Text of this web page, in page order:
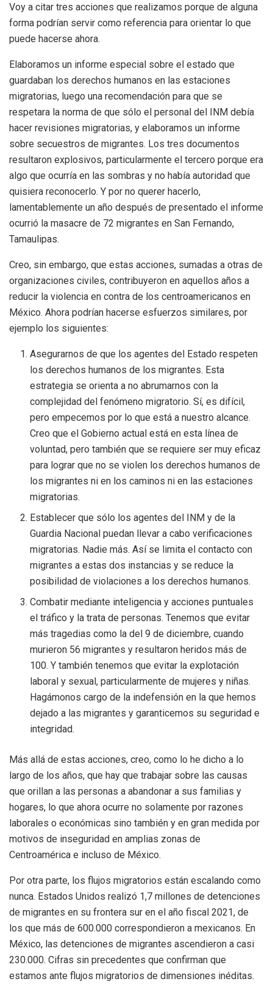
Voy a citar tres acciones que realizamos porque de alguna
forma podrían servir como referencia para orientar lo que
puede hacerse ahora.
Elaboramos un informe especial sobre el estado que
guardaban los derechos humanos en las estaciones
migratorias, luego una recomendación para que se
respetara la norma de que sólo el personal del INM debía
hacer revisiones migratorias, y elaboramos un informe
sobre secuestros de migrantes. Los tres documentos
resultaron explosivos, particularmente el tercero porque era
algo que ocurría en las sombras y no había autoridad que
quisiera reconocerlo. Y por no querer hacerlo,
lamentablemente un año después de presentado el informe
ocurrió la masacre de 72 migrantes en San Fernando,
Tamaulipas.
Creo, sin embargo, que estas acciones, sumadas a otras de
organizaciones civiles, contribuyeron en aquellos años a
reducir la violencia en contra de los centroamericanos en
México. Ahora podrían hacerse esfuerzos similares, por
ejemplo los siguientes:
Asegurarnos de que los agentes del Estado respeten
los derechos humanos de los migrantes. Esta
estrategia se orienta a no abrumarnos con la
complejidad del fenómeno migratorio. Sí, es difícil,
pero empecemos por lo que está a nuestro alcance.
Creo que el Gobierno actual está en esta línea de
voluntad, pero también que se requiere ser muy eficaz
para lograr que no se violen los derechos humanos de
los migrantes ni en los caminos ni en las estaciones
migratorias.
Establecer que sólo los agentes del INM y de la
Guardia Nacional puedan llevar a cabo verificaciones
migratorias. Nadie más. Así se limita el contacto con
migrantes a estas dos instancias y se reduce la
posibilidad de violaciones a los derechos humanos.
Combatir mediante inteligencia y acciones puntuales
el tráfico y la trata de personas. Tenemos que evitar
más tragedias como la del 9 de diciembre, cuando
murieron 56 migrantes y resultaron heridos más de
100. Y también tenemos que evitar la explotación
laboral y sexual, particularmente de mujeres y niñas.
Hagámonos cargo de la indefensión en la que hemos
dejado a las migrantes y garanticemos su seguridad e
integridad.
Más allá de estas acciones, creo, como lo he dicho a lo
largo de los años, que hay que trabajar sobre las causas
que orillan a las personas a abandonar a sus familias y
hogares, lo que ahora ocurre no solamente por razones
laborales o económicas sino también y en gran medida por
motivos de inseguridad en amplias zonas de
Centroamérica e incluso de México.
Por otra parte, los flujos migratorios están escalando como
nunca. Estados Unidos realizó 1,7 millones de detenciones
de migrantes en su frontera sur en el año fiscal 2021, de
los que más de 600.000 correspondieron a mexicanos. En
México, las detenciones de migrantes ascendieron a casi
230.000. Cifras sin precedentes que confirman que
estamos ante flujos migratorios de dimensiones inéditas.